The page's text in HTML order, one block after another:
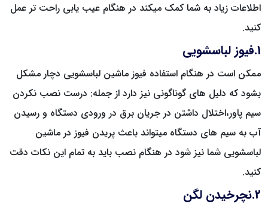
اطلاعات زیاد به شما کمک میکند در هنگام عیب یابی راحت تر عمل
کنید.
1.فیوز لباسشویی
ممکن است در هنگام استفاده فیوز ماشین لباسشویی دچار مشکل
بشود که دلیل های گوناگونی نیز دارد از جمله: درست نصب نکردن
سیم پاور،اختلال داشتن در جریان برق در ورودی دستگاه و رسیدن
آب به سیم های دستگاه میتواند باعث پریدن فیوز در ماشین
لباسشویی شما نیز شود در هنگام نصب باید به تمام این نکات دقت
کنید.
2.نچرخیدن لگن